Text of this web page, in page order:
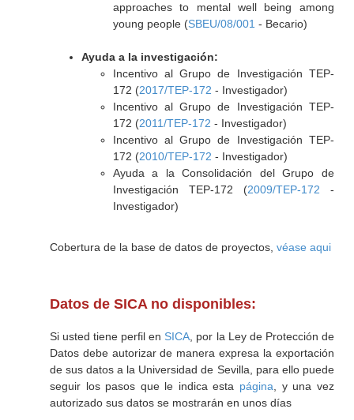
approaches to mental well being among
young people (SBEU/08/001 - Becario)
Ayuda a la investigación:
Incentivo al Grupo de Investigación TEP-
172 (2017/TEP-172 - Investigador)
Incentivo al Grupo de Investigación TEP-
172 (2011/TEP-172 - Investigador)
Incentivo al Grupo de Investigación TEP-
172 (2010/TEP-172 - Investigador)
Ayuda a la Consolidación del Grupo de
Investigación TEP-172 (2009/TEP-172 -
Investigador)
Cobertura de la base de datos de proyectos, véase aqui
Datos de SICA no disponibles:
Si usted tiene perfil en SICA , por la Ley de Protección de
Datos debe autorizar de manera expresa la exportación
de sus datos a la Universidad de Sevilla, para ello puede
seguir los pasos que le indica esta página , y una vez
autorizado sus datos se mostrarán en unos días